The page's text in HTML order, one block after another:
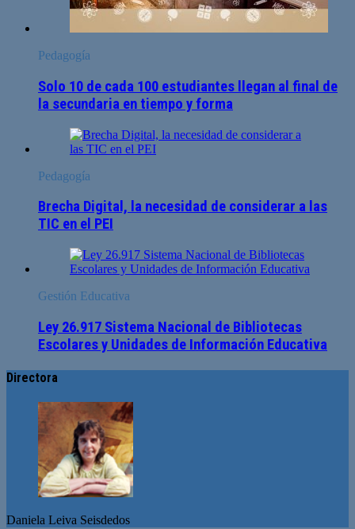
Pedagogía
Solo 10 de cada 100 estudiantes llegan al final de
la secundaria en tiempo y forma
Pedagogía
Brecha Digital, la necesidad de considerar a las
TIC en el PEI
Gestión Educativa
Ley 26.917 Sistema Nacional de Bibliotecas
Escolares y Unidades de Información Educativa
Directora
Daniela Leiva Seisdedos